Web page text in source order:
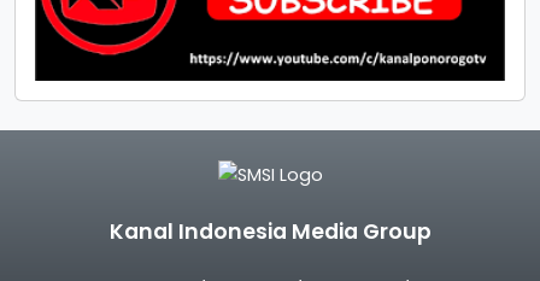
Kanal Indonesia Media Group